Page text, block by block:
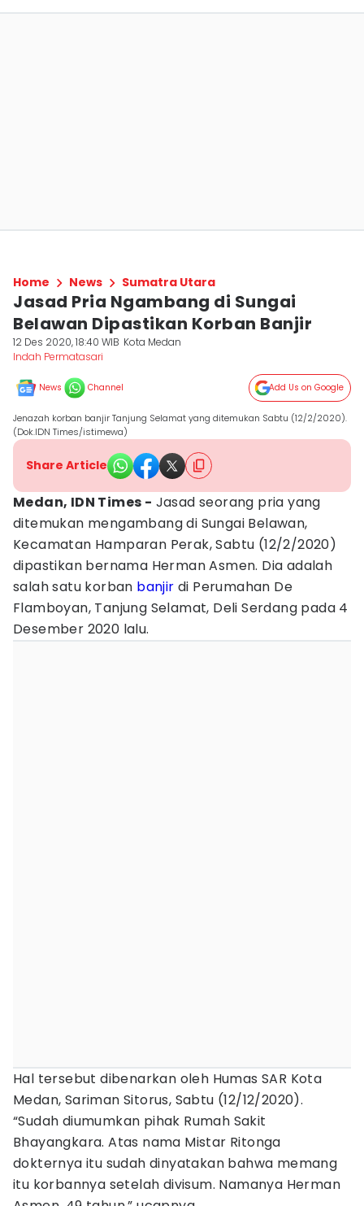
Home News Sumatra Utara
Jasad Pria Ngambang di Sungai
Belawan Dipastikan Korban Banjir
12 Des 2020, 18:40 WIB Kota Medan
Indah Permatasari
News Channel Add Us on Google
Jenazah korban banjir Tanjung Selamat yang ditemukan Sabtu (12/2/2020).
(Dok.IDN Times/istimewa)
Share Article
Medan, IDN Times - Jasad seorang pria yang
ditemukan mengambang di Sungai Belawan,
Kecamatan Hamparan Perak, Sabtu (12/2/2020)
dipastikan bernama Herman Asmen. Dia adalah
salah satu korban banjir di Perumahan De
Flamboyan, Tanjung Selamat, Deli Serdang pada 4
Desember 2020 lalu.
Hal tersebut dibenarkan oleh Humas SAR Kota
Medan, Sariman Sitorus, Sabtu (12/12/2020).
“Sudah diumumkan pihak Rumah Sakit
Bhayangkara. Atas nama Mistar Ritonga
dokternya itu sudah dinyatakan bahwa memang
itu korbannya setelah divisum. Namanya Herman